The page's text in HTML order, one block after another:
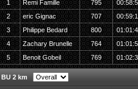
1
Remi Famille 795
2
eric Gignac 707
3
Philippe Bedard 800
4
Zachary Brunelle 764
5
Benoit Gobeil 769
BU 2 km